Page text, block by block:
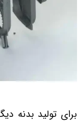
برای تولید بدنه